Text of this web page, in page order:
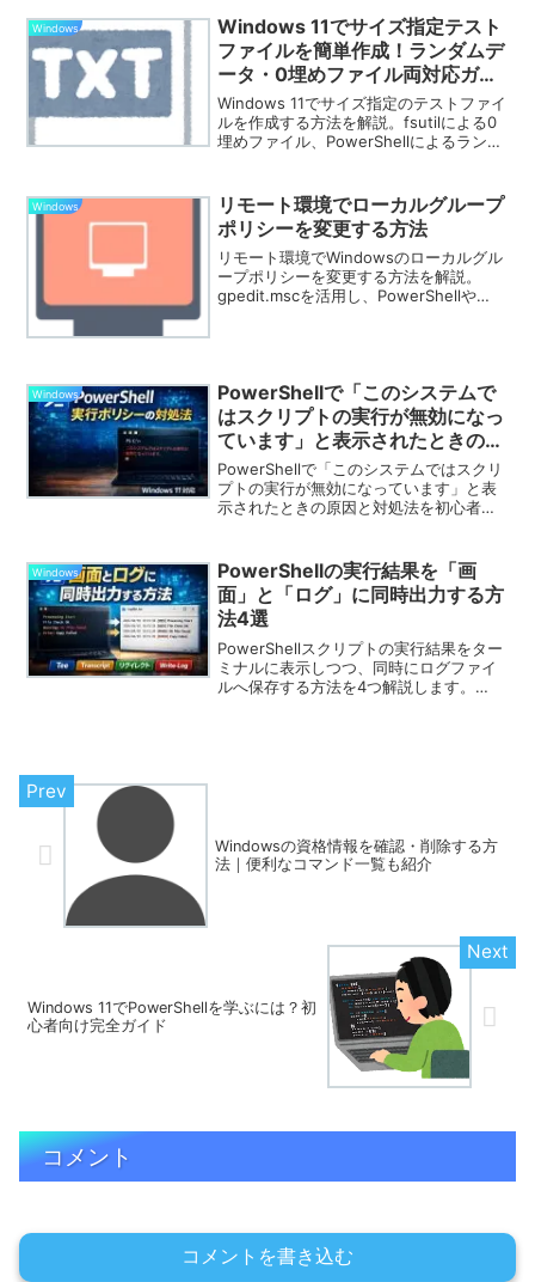
Windows
Windows 11でサイズ指定テスト
ファイルを簡単作成！ランダムデ
ータ・0埋めファイル両対応ガイ
ド
Windows 11でサイズ指定のテストファイ
ルを作成する方法を解説。fsutilによる0
埋めファイル、PowerShellによるランダ
Windows
リモート環境でローカルグループ
ポリシーを変更する方法
リモート環境でWindowsのローカルグル
ープポリシーを変更する方法を解説。
gpedit.mscを活用し、PowerShellや
Windows
PowerShellで「このシステムで
はスクリプトの実行が無効になっ
ています」と表示されたときの対
処法【Windows 11対応】
PowerShellで「このシステムではスクリ
プトの実行が無効になっています」と表
示されたときの原因と対処法を初心者向
法まで分かりやすく説明します。
Windows
PowerShellの実行結果を「画
面」と「ログ」に同時出力する方
法4選
PowerShellスクリプトの実行結果をター
ミナルに表示しつつ、同時にログファイ
ルへ保存する方法を4つ解説します。
Windowsの資格情報を確認・削除する方
法｜便利なコマンド一覧も紹介
Windows 11でPowerShellを学ぶには？初
心者向け完全ガイド
コメント
コメントを書き込む